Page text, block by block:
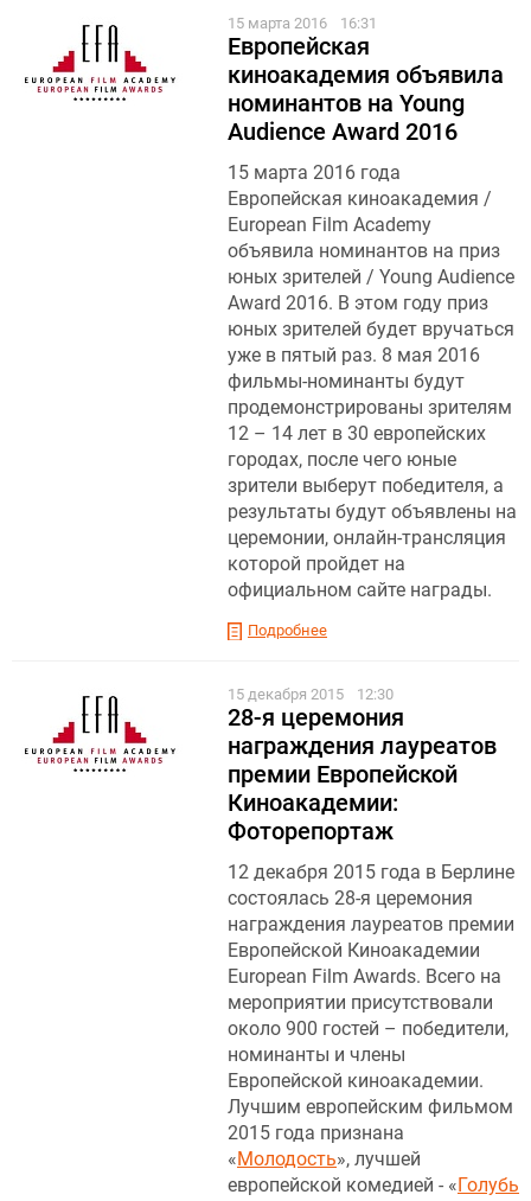
15 марта 2016 16:31
Европейская
киноакадемия объявила
номинантов на Young
Audience Award 2016
15 марта 2016 года
Европейская киноакадемия /
European Film Academy
объявила номинантов на приз
юных зрителей / Young Audience
Award 2016. В этом году приз
юных зрителей будет вручаться
уже в пятый раз. 8 мая 2016
фильмы-номинанты будут
продемонстрированы зрителям
12 – 14 лет в 30 европейских
городах, после чего юные
зрители выберут победителя, а
результаты будут объявлены на
церемонии, онлайн-трансляция
которой пройдет на
официальном сайте награды.
Подробнее
15 декабря 2015 12:30
28-я церемония
награждения лауреатов
премии Европейской
Киноакадемии:
Фоторепортаж
12 декабря 2015 года в Берлине
состоялась 28-я церемония
награждения лауреатов премии
Европейской Киноакадемии
European Film Awards. Всего на
мероприятии присутствовали
около 900 гостей – победители,
номинанты и члены
Европейской киноакадемии.
Лучшим европейским фильмом
2015 года признана
«Молодость», лучшей
европейской комедией - «Голубь